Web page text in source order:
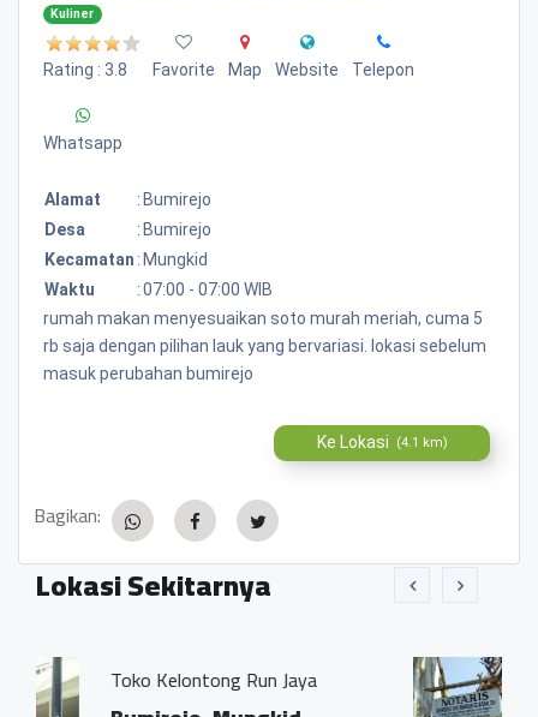
Kuliner
Rating : 3.8 Favorite Map Website Telepon
Whatsapp
Alamat : Bumirejo
Desa
: Bumirejo
Kecamatan : Mungkid
Waktu
:07:00 - 07:00 WIB
rumah makan menyesuaikan soto murah meriah, cuma 5
rb saja dengan pilihan lauk yang bervariasi. lokasi sebelum
masuk perubahan bumirejo
Ke Lokasi (4.1 km)
Bagikan:
Lokasi Sekitarnya
Jaya Kantor Notaris dan
Ivo Marius, SH"